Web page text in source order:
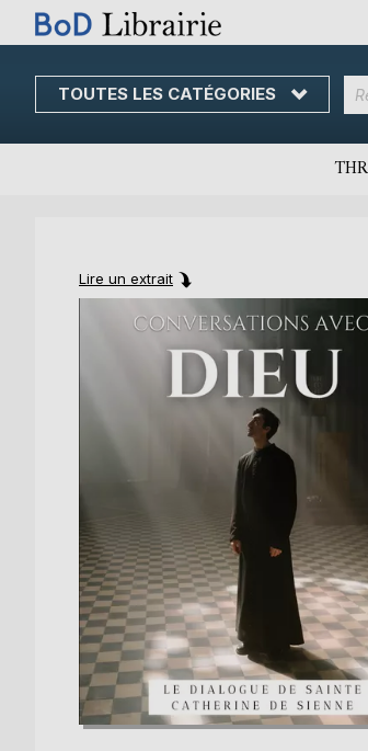
TOUTES LES CATÉGORIES
Skip
Content
Lire un extrait
images
images